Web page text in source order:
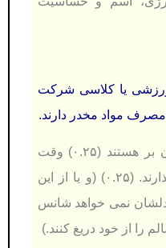
يا كلاسی شركت
مصرف مواد مخدر دارند.
این فعالیت ها غالبا زمان بر هستند (۰.۲۵) وقت
كمتری برای جوانان باقی می گذارند. (۰.۲۵) (و یا از این
دلشان نمی خواهد شانس
را از خود دریغ كنند.)